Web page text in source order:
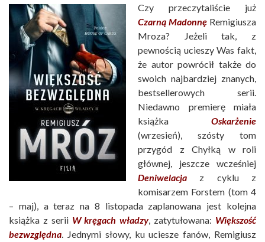
Czy przeczytaliście już
Czarną Madonnę Remigiusza
Mroza? Jeżeli tak, z
pewnością ucieszy Was fakt,
że autor powrócił także do
swoich najbardziej znanych,
bestsellerowych serii.
Niedawno premierę miała
książka Oskarżenie
(wrzesień), szósty tom
przygód z Chyłką w roli
głównej, jeszcze wcześniej
Deniwelacja z cyklu z
komisarzem Forstem (tom 4
– maj), a teraz na 8 listopada zaplanowana jest kolejna
książka z serii W kręgach władzy, zatytułowana: Większość
bezwzględna. Jednymi słowy, ku uciesze fanów, Remigiusz